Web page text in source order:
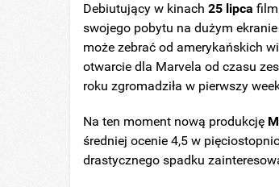
Debiutujący w kinach25 lipcafilm
swojego pobytu na dużym
może zebrać od amerykańskich
otwarcie dla Marvela od czasu
roku zgromadziła w pierwszy
Na ten moment nową produkcję
średniej ocenie 4,5 w
drastycznego spadku